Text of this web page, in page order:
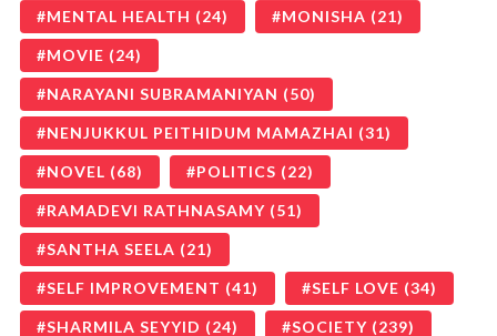
MENTAL HEALTH (24) MONISHA (21)
MOVIE (24)
NARAYANI SUBRAMANIYAN (50)
NENJUKKUL PEITHIDUM MAMAZHAI (31)
NOVEL (68) POLITICS (22)
RAMADEVI RATHNASAMY (51)
SANTHA SEELA (21)
SELF IMPROVEMENT (41) SELF LOVE (34)
SHARMILA SEYYID (24) SOCIETY (239)